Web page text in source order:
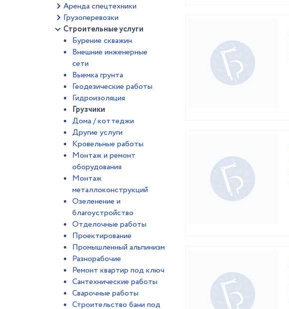
Аренда спецтехники
Грузоперевозки
Строительные услуги
Бурение скважин
Внешние инженерные
сети
Выемка грунта
Геодезические работы
Гидроизоляция
Грузчики
Дома / коттеджи
Другие услуги
Кровельные работы
Монтаж и ремонт
оборудования
Монтаж
металлоконструкций
Озеленение и
благоустройство
Отделочные работы
Проектирование
Промышленный альпинизм
Разнорабочие
Ремонт квартир под ключ
Сантехнические работы
Сварочные работы
Строительство бани под